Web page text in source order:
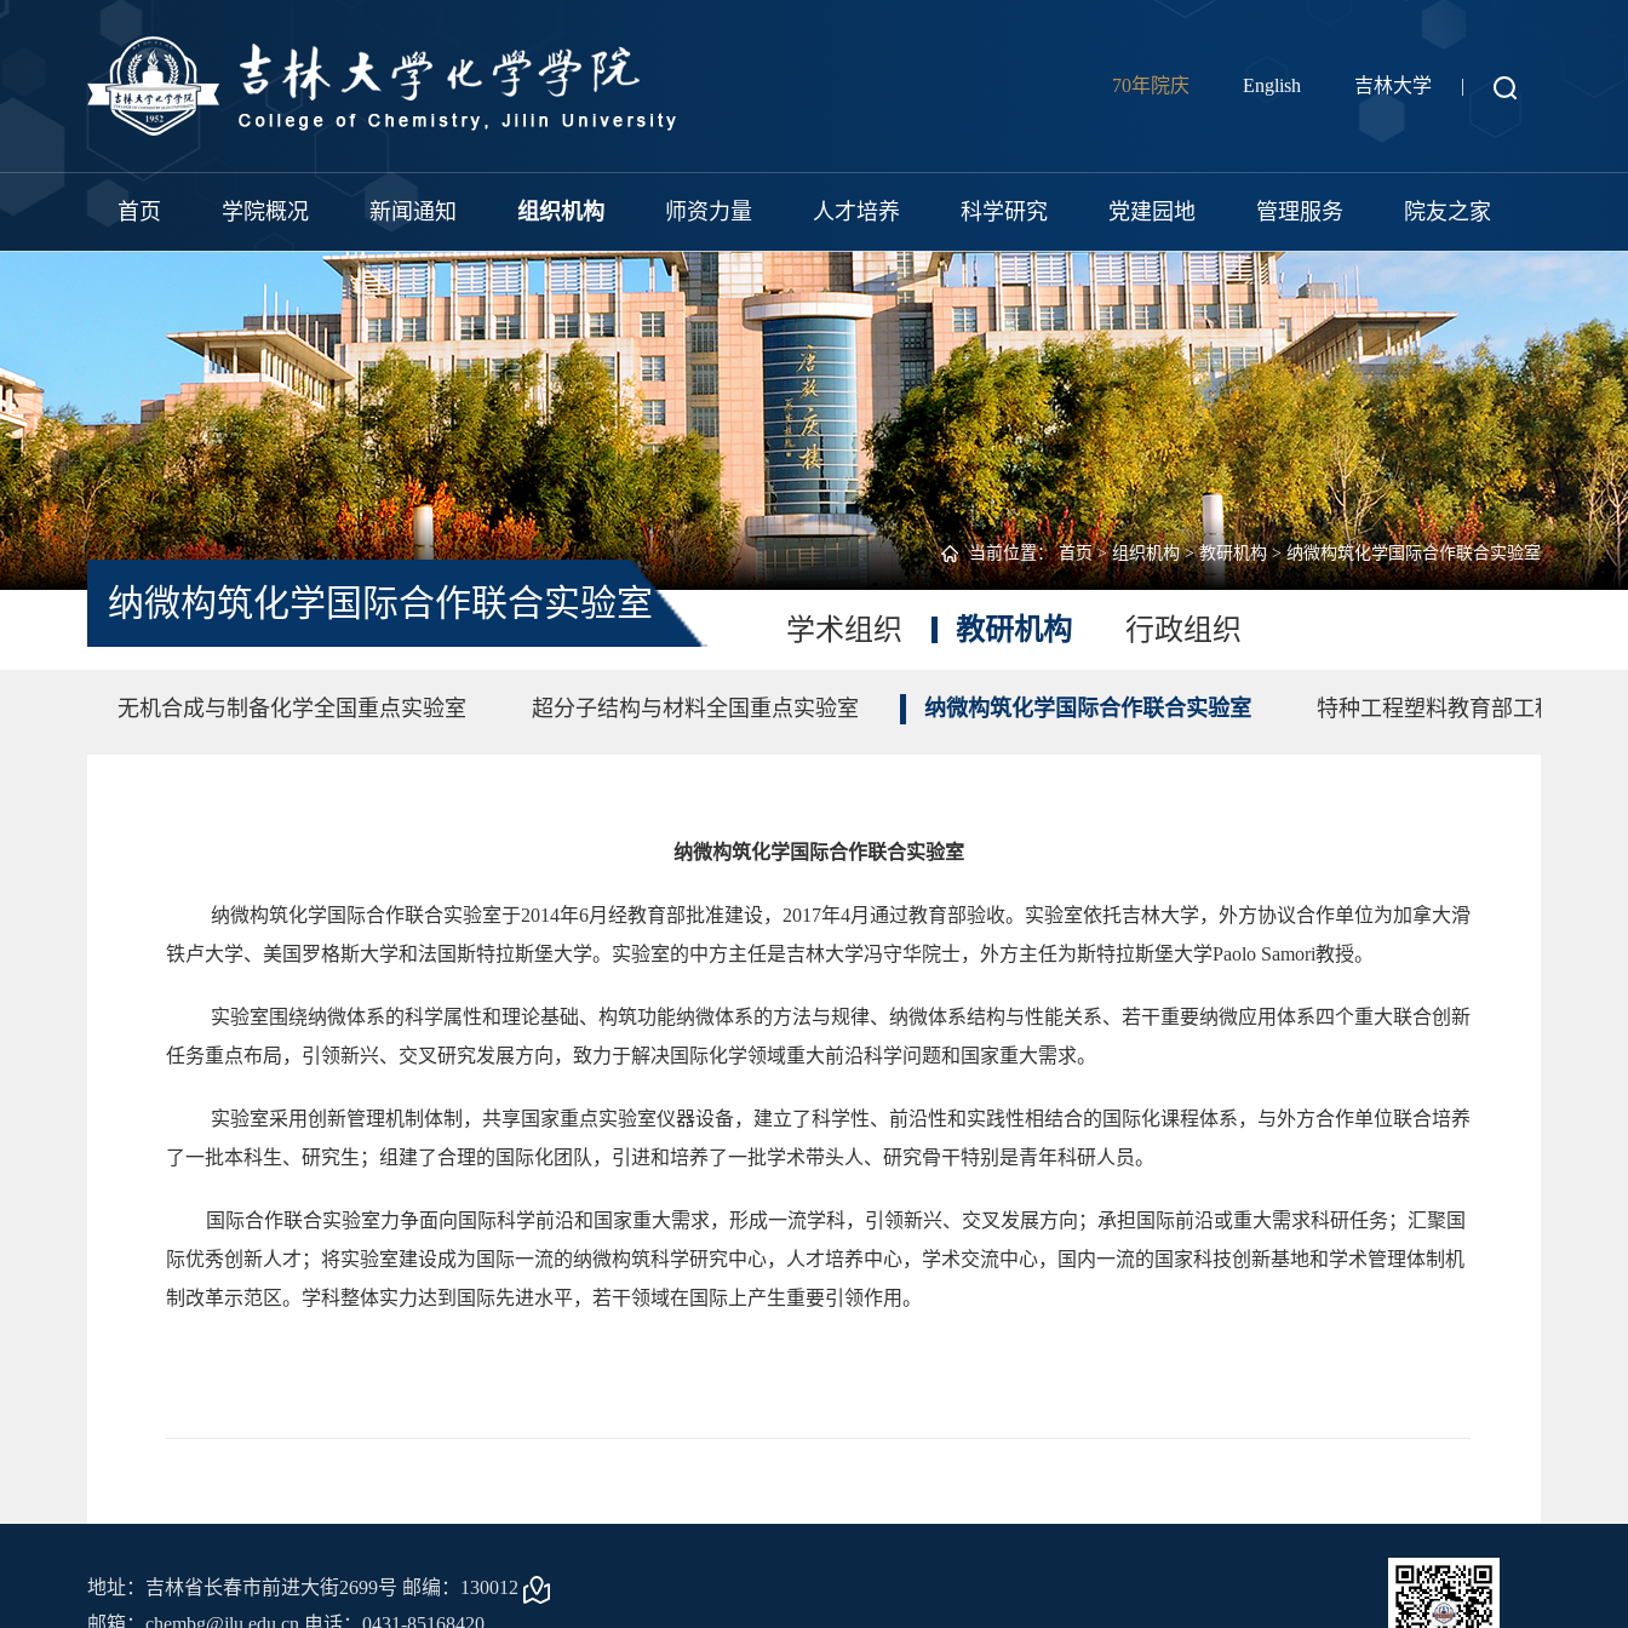
70年院庆 English 吉林大学 |
首页 学院概况 新闻通知 组织机构 师资力量 人才培养 科学研究 党建园地 管理服务 院友之家
当前位置：首页>组织机构>教研机构>纳微构筑化学国际合作联合实验室
纳微构筑化学国际合作联合实验室
学术组织 教研机构
无机合成与制备化学全国重点实验室 超分子结构与材料全国重点实验室 纳微构筑化学国际合作联合实验室 特种工程塑料教育部工程研究中
行政组织
纳微构筑化学国际合作联合实验室
纳微构筑化学国际合作联合实验室于2014年6月经教育部批准建设， 2017年4月通过教育部验收。实验室依托吉林大学，外方协议合作单位为加拿大滑
铁卢大学、美国罗格斯大学和法国斯特拉斯堡大学。实验室的中方主任是吉林大学冯守华院士，外方主任为斯特拉斯堡大学Paolo Samori教授。
实验室围绕纳微体系的科学属性和理论基础、构筑功能纳微体系的方法与规律、纳微体系结构与性能关系、若干重要纳微应用体系四个重大联合创新
任务重点布局，引领新兴、交叉研究发展方向，致力于解决国际化学领域重大前沿科学问题和国家重大需求。
实验室采用创新管理机制体制，共享国家重点实验室仪器设备，建立了科学性、前沿性和实践性相结合的国际化课程体系，与外方合作单位联合培养
了一批本科生、研究生；组建了合理的国际化团队，引进和培养了一批学术带头人、研究骨干特别是青年科研人员。
国际合作联合实验室力争面向国际科学前沿和国家重大需求，形成一流学科，引领新兴、交叉发展方向；承担国际前沿或重大需求科研任务；汇聚国
际优秀创新人才；将实验室建设成为国际一流的纳微构筑科学研究中心，人才培养中心，学术交流中心，国内一流的国家科技创新基地和学术管理体制机
制改革示范区。学科整体实力达到国际先进水平，若干领域在国际上产生重要引领作用。
地址：吉林省长春市前进大街2699号 邮编：130012
邮箱：chembg@jlu.edu.cn 电话：0431-85168420